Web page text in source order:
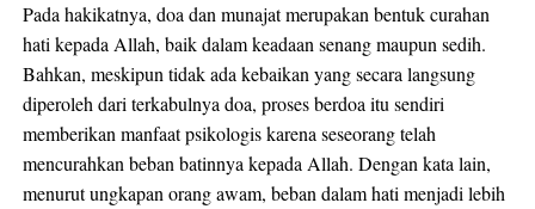
Pada hakikatnya, doa dan munajat merupakan bentuk curahan
hati kepada Allah, baik dalam keadaan senang maupun sedih.
Bahkan, meskipun tidak ada kebaikan yang secara langsung
diperoleh dari terkabulnya doa, proses berdoa itu sendiri
memberikan manfaat psikologis karena seseorang telah
mencurahkan beban batinnya kepada Allah. Dengan kata lain,
menurut ungkapan orang awam, beban dalam hati menjadi lebih